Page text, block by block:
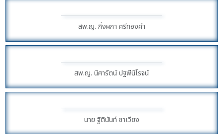
สพ.ญ. กิ่งผกา ศรีทองคำ
สพ.ญ. นิศารัตน์ ปฐพีนิโรจน์
นาย ฐิตินันท์ ชาเวียง